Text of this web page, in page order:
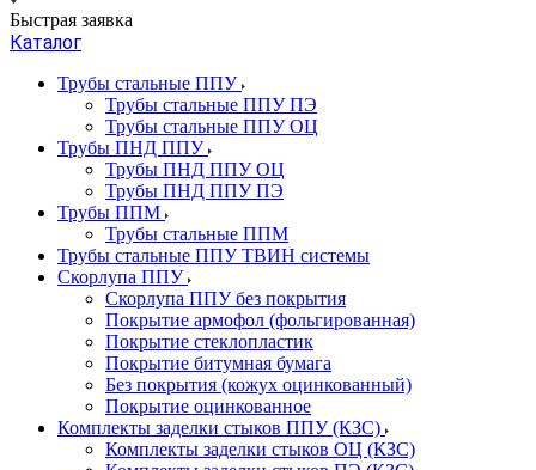
Быстрая заявка
Каталог
Трубы стальные ППУ
Трубы стальные ППУ ПЭ
Трубы стальные ППУ ОЦ
Трубы ПНД ППУ
Трубы ПНД ППУ ОЦ
Трубы ПНД ППУ ПЭ
Трубы ППМ
Трубы стальные ППМ
Трубы стальные ППУ ТВИН системы
Скорлупа ППУ
Скорлупа ППУ без покрытия
Покрытие армофол (фольгированная)
Покрытие стеклопластик
Покрытие битумная бумага
Без покрытия (кожух оцинкованный)
Покрытие оцинкованное
Комплекты заделки стыков ППУ (КЗС)
Комплекты заделки стыков ОЦ (КЗС)